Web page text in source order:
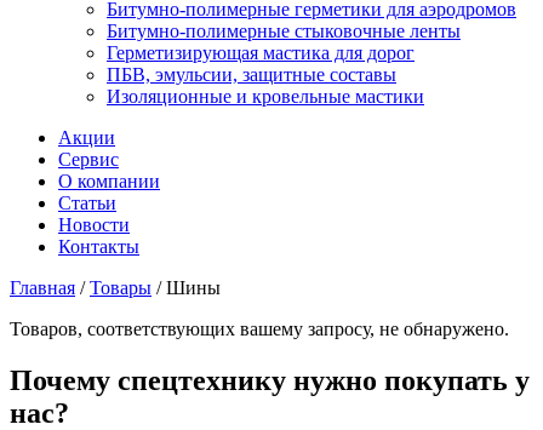
Битумно-полимерные герметики для аэродромов
Битумно-полимерные стыковочные ленты
Герметизирующая мастика для дорог
ПБВ, эмульсии, защитные составы
Изоляционные и кровельные мастики
Акции
Сервис
О компании
Статьи
Новости
Контакты
Главная /Товары /Шины
Товаров, соответствующих вашему запросу, не обнаружено.
Почему спецтехнику нужно покупать у
нас?